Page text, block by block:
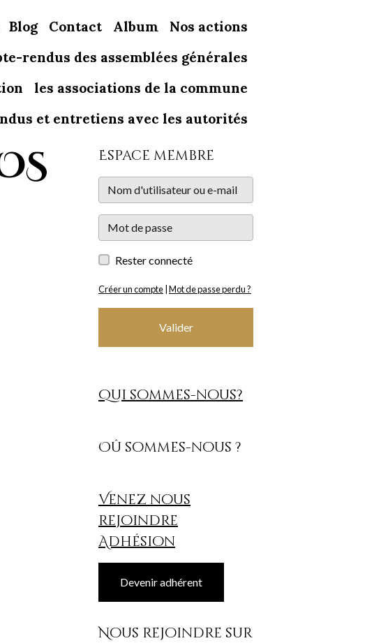
Blog Contact Album
Nos actions
rendus des assemblées générales
les associations de la commune
et entretiens avec les autorités
Espace membre
Rester connecté
Créer un compte Mot de passe perdu ?
Valider
Qui sommes-nous?
Oû sommes-nous ?
Venez nous
rejoindre
Adhésion
Devenir adhérent
Nous rejoindre sur